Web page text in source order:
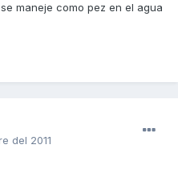
maneje como pez en el agua
del 2011